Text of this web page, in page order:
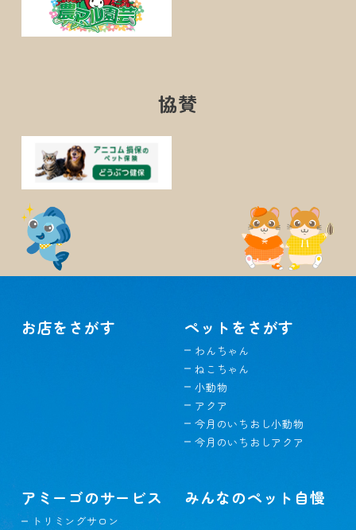
協賛
お店をさがす ペットをさがす
わんちゃん
ねこちゃん
小動物
アクア
今月のいちおし小動物
今月のいちおしアクア
アミーゴのサービス
トリミングサロン
みんなのペット自慢